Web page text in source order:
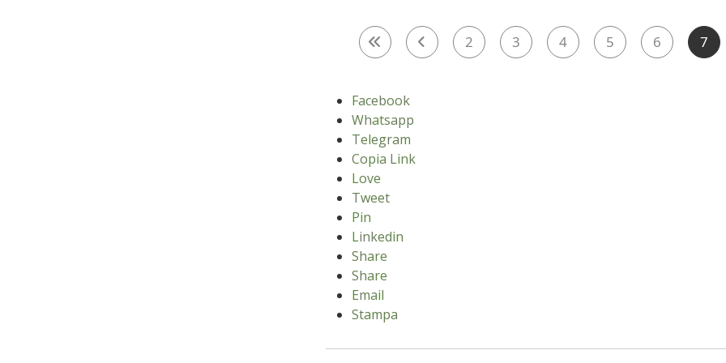
2 3 4 5 6 7
Facebook
Whatsapp
Telegram
Copia Link
Love
Tweet
Pin
Linkedin
Share
Share
Email
Stampa